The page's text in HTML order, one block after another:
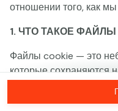
отношении того, как
1. ЧТО ТАКОЕ ФАЙЛЫ
Файлы cookie — это
которые сохраняются
на компьютере,
при посещении наших